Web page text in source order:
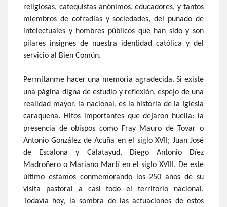
religiosas, catequistas anónimos, educadores, y tantos
miembros de cofradías y sociedades, del puñado de
intelectuales y hombres públicos que han sido y son
pilares insignes de nuestra identidad católica y del
servicio al Bien Común.
Permítanme hacer una memoria agradecida. Si existe
una página digna de estudio y reflexión, espejo de una
realidad mayor, la nacional, es la historia de la Iglesia
caraqueña. Hitos importantes que dejaron huella: la
presencia de obispos como Fray Mauro de Tovar o
Antonio González de Acuña en el siglo XVII; Juan José
de Escalona y Calatayud, Diego Antonio Díez
Madroñero o Mariano Martí en el siglo XVIII. De este
último estamos conmemorando los 250 años de su
visita pastoral a casi todo el territorio nacional.
Todavía hoy, la sombra de las actuaciones de estos